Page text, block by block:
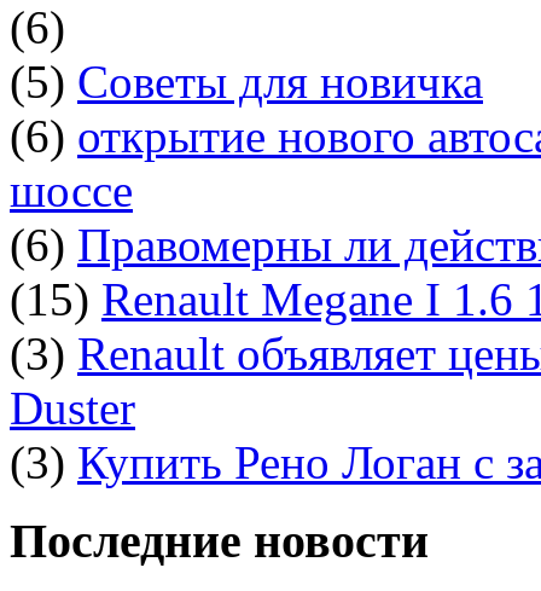
(6)
(5) Советы для новичка
(6) открытие нового
шоссе
(6) Правомерны ли
(15) Renault Megane I 1.6
(3) Renault объявляет
Duster
(3) Купить Рено Логан с
Последние новости